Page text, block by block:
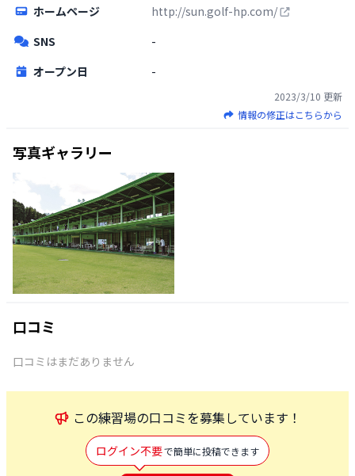
ホームページ
http://sun.golf-hp.com/
SNS
-
オープン日
-
2023/3/10 更新
情報の修正はこちらから
写真ギャラリー
口コミ
口コミはまだありません
この練習場の口コミを募集しています！
ログイン不要で簡単に投稿できます